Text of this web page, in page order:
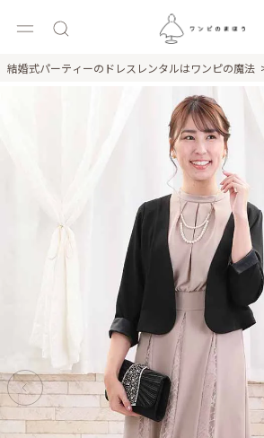
結婚式パーティーのドレスレンタルはワンピの魔法